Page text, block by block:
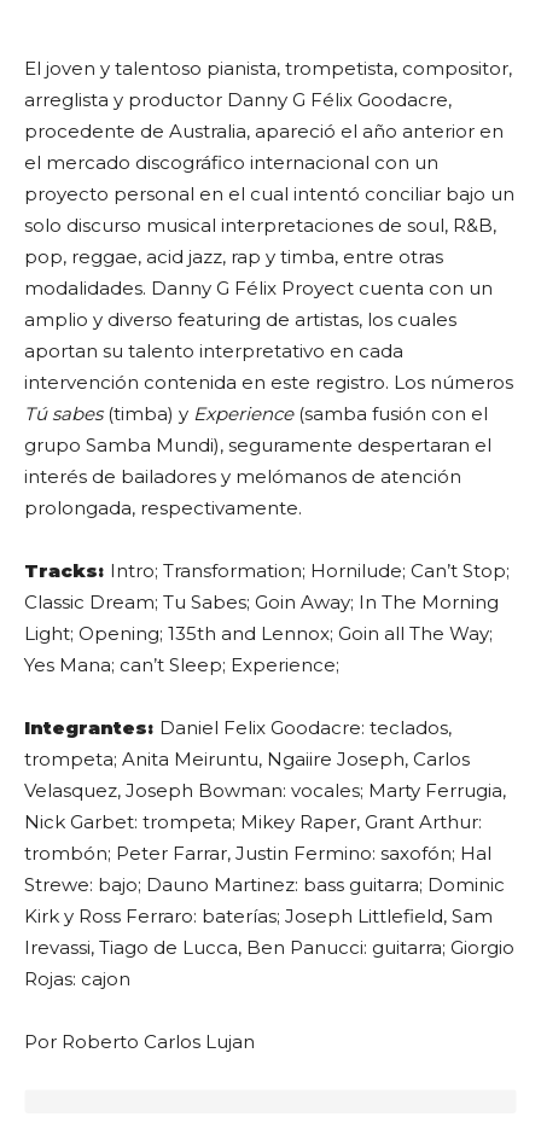
El joven y talentoso pianista, trompetista, compositor,
arreglista y productor Danny G Félix Goodacre,
procedente de Australia, apareció el año anterior en
el mercado discográfico internacional con un
proyecto personal en el cual intentó conciliar bajo un
solo discurso musical interpretaciones de soul, R&B,
pop, reggae, acid jazz, rap y timba, entre otras
modalidades. Danny G Félix Proyect cuenta con un
amplio y diverso featuring de artistas, los cuales
aportan su talento interpretativo en cada
intervención contenida en este registro. Los números
Tú sabes(timba) y Experience (samba fusión con el
grupo Samba Mundi), seguramente despertaran el
interés de bailadores y melómanos de atención
prolongada, respectivamente.
Tracks: Intro; Transformation; Hornilude; Can’t Stop;
Classic Dream; Tu Sabes; Goin Away; In The Morning
Light; Opening; 135th and Lennox; Goin all The Way;
Yes Mana; can’t Sleep; Experience;
Integrantes: Daniel Felix Goodacre: teclados,
trompeta; Anita Meiruntu, Ngaiire Joseph, Carlos
Velasquez, Joseph Bowman: vocales; Marty Ferrugia,
Nick Garbet: trompeta; Mikey Raper, Grant Arthur:
trombón; Peter Farrar, Justin Fermino: saxofón; Hal
Strewe: bajo; Dauno Martinez: bass guitarra; Dominic
Kirk y Ross Ferraro: baterías; Joseph Littlefield, Sam
Irevassi, Tiago de Lucca, Ben Panucci: guitarra; Giorgio
Rojas: cajon
Por Roberto Carlos Lujan